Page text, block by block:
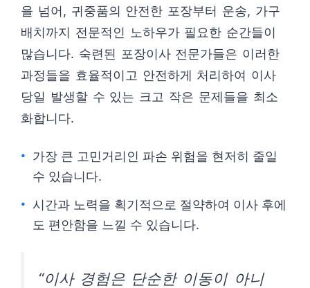
을 넘어, 귀중품의 안전한 포장부터 운송, 가구
배치까지 전문적인 노하우가 필요한 순간들이
많습니다. 숙련된 포장이사 전문가들은 이러한
과정들을 효율적이고 안전하게 처리하여 이사
당일 발생할 수 있는 크고 작은 문제들을 최소
화합니다.
가장 큰 고민거리인 파손 위험을 현저히 줄일
수 있습니다.
시간과 노력을 획기적으로 절약하여 이사 후에
도 편안함을 느낄 수 있습니다.
“이사 경험은 단순한 이동이 아니